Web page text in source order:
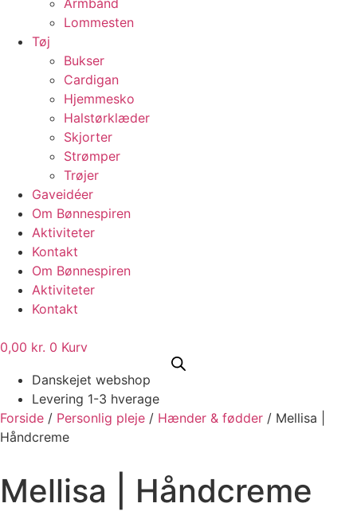
Armbånd
Lommesten
Tøj
Bukser
Cardigan
Hjemmesko
Halstørklæder
Skjorter
Strømper
Trøjer
Gaveidéer
Om Bønnespiren
Aktiviteter
Kontakt
Om Bønnespiren
Aktiviteter
Kontakt
0,00 kr. 0 Kurv
Danskejet webshop
Levering 1-3 hverage
Forside / Personlig pleje / Hænder & fødder / Mellisa |
Håndcreme
Mellisa | Håndcreme